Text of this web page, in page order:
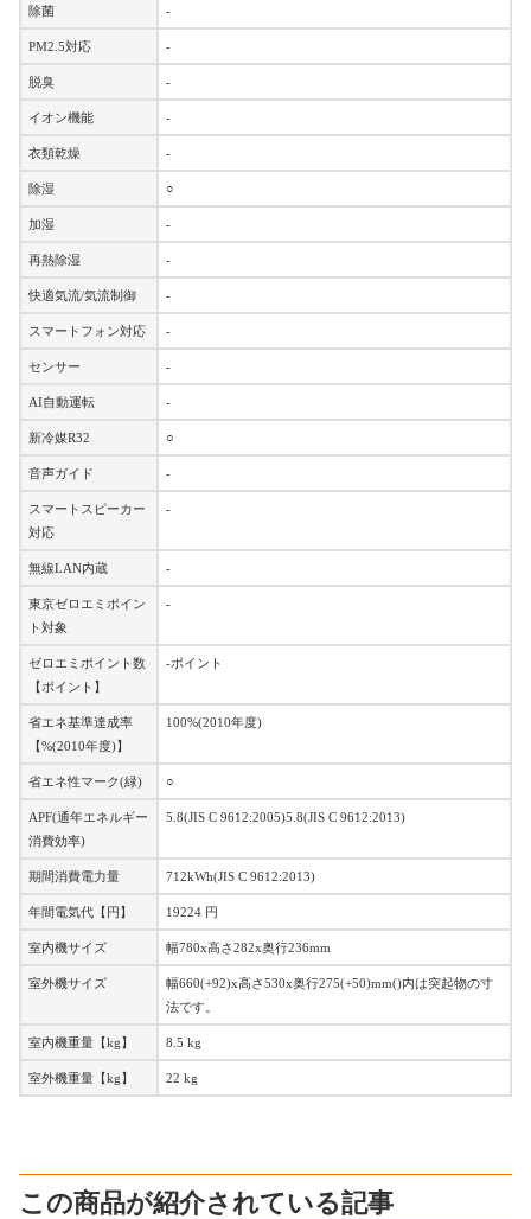
除菌 -
PM2.5対応 -
脱臭 -
イオン機能 -
衣類乾燥 -
除湿 ○
加湿 -
再熱除湿 -
快適気流/気流制御 -
スマートフォン対応 -
センサー -
AI自動運転 -
新冷媒R32 ○
音声ガイド -
スマートスピーカー
対応
-
無線LAN内蔵 -
東京ゼロエミポイン
ト対象
-
ゼロエミポイント数
【ポイント】
-ポイント
省エネ基準達成率
【%(2010年度)】
100%(2010年度)
省エネ性マーク(緑) ○
APF(通年エネルギー
消費効率)
5.8(JIS C 9612:2005)5.8(JIS C 9612:2013)
期間消費電力量 712kWh(JIS C 9612:2013)
年間電気代【円】 19224 円
室内機サイズ 幅780x高さ282x奥行236mm
室外機サイズ
幅660(+92)x高さ530x奥行275(+50)mm()内は突起物の寸
法です。
室内機重量【kg】 8.5 kg
室外機重量【kg】 22 kg
この商品が紹介されている記事